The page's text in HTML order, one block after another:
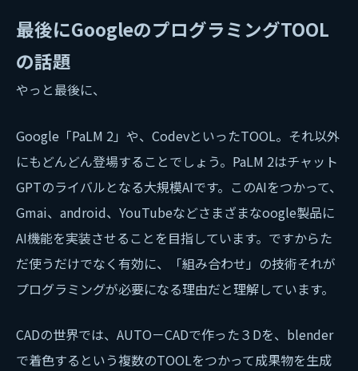
最後にGoogleのプログラミングTOOL
の話題
やっと最後に、
Google「PaLM 2」や、CodevといったTOOL。それ以外
にもどんどん登場することでしょう。PaLM 2はチャット
GPTのライバルとなる大規模AIです。このAIをつかって、
Gmai、android、YouTubeなどさまざまなoogle製品に
AI機能を実装させることを目指しています。ですからた
だ使うだけでなく有効に、「組み合わせ」の技術それが
プログラミングが必要になる理由だと理解しています。
CADの世界では、AUTO－CADで作った３Dを、blender
で着色するという複数のTOOLをつかって成果物を生成